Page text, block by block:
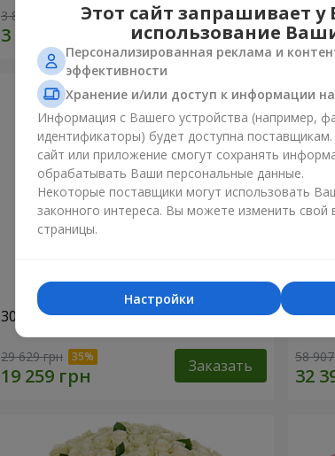
3 834 грн Заказать 6 554
301 красная роза
29 629 грн Заказать
501
58
Этот сайт запрашивает у
использование
Персонализированная реклама и
эффективности
Хранение и/или доступ к информации
Информация с Вашего устройства (например,
идентификаторы) будет доступна
сайт или приложение смогут сохранять
обрабатывать Ваши персональные данные.
Некоторые поставщики могут использовать
законного интереса. Вы можете изменить свой
страницы.
Настройки